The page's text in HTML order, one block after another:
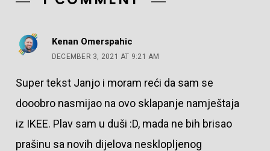
Kenan Omerspahic
DECEMBER 3, 2021 AT 9:21 AM
Super tekst Janjo i moram reći da sam se
dooobro nasmijao na ovo sklapanje namještaja
iz IKEE. Plav sam u duši :D, mada ne bih brisao
prašinu sa novih dijelova nesklopljenog